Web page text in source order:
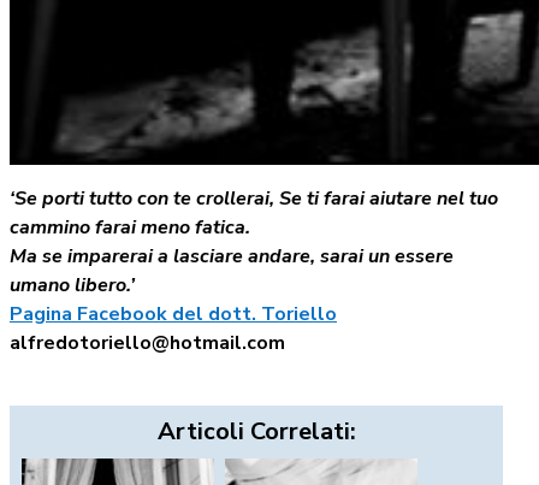
‘Se porti tutto con te crollerai, Se ti farai aiutare nel tuo
cammino farai meno fatica.
Ma se imparerai a lasciare andare, sarai un essere
umano libero.’
Pagina Facebook del dott. Toriello
alfredotoriello@hotmail.com
Articoli Correlati: